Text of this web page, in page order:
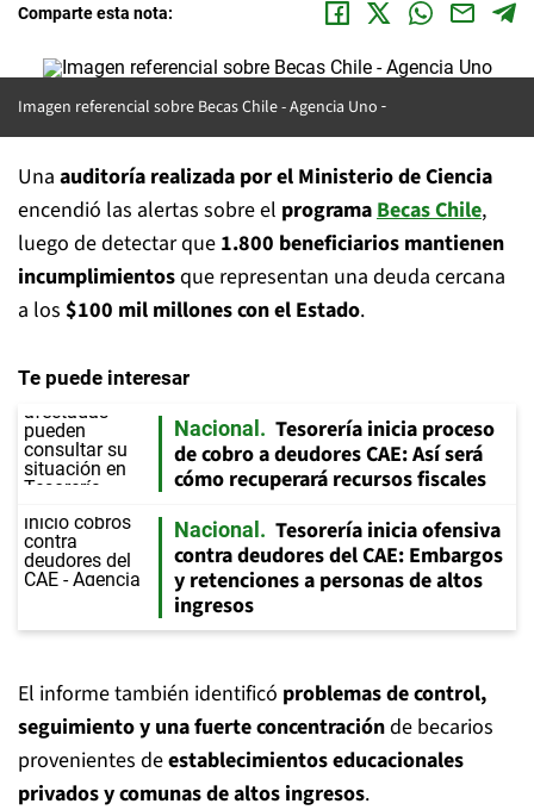
Comparte esta nota:
Imagen referencial sobre Becas Chile -Agencia Uno
Una auditoría realizada por el Ministerio de Ciencia
encendió las alertas sobre el programaBecas Chile,
luego de detectar que 1.800 beneficiarios mantienen
incumplimientosque representan una deuda cercana
a los $100 mil millones con el Estado.
Te puede interesar
Nacional
Tesorería inicia proceso
de cobro a deudores CAE: Así será
cómo recuperará recursos fiscales
Nacional
Tesorería inicia ofensiva
contra deudores del CAE: Embargos
y retenciones a personas de altos
ingresos
El informe también identificó problemas de control,
seguimiento y una fuerte concentraciónde becarios
provenientes deestablecimientos educacionales
privados y comunas de altos ingresos.